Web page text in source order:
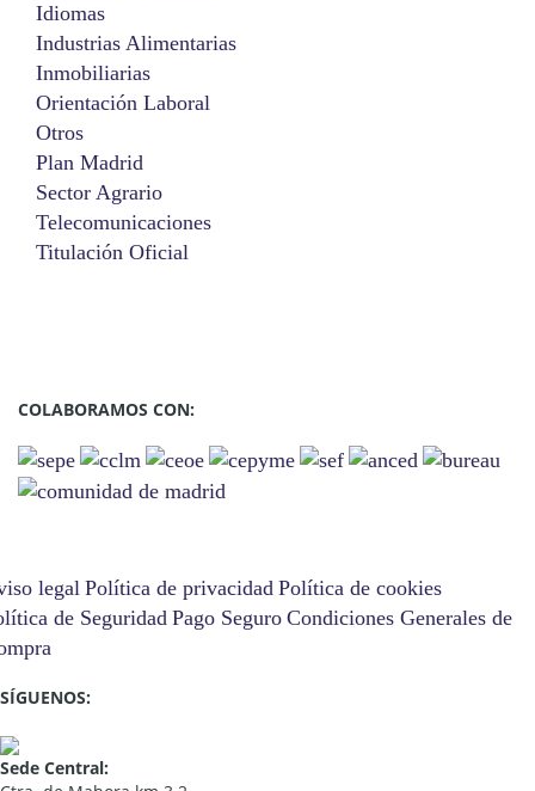
Idiomas
Industrias Alimentarias
Inmobiliarias
Orientación Laboral
Otros
Plan Madrid
Sector Agrario
Telecomunicaciones
Titulación Oficial
COLABORAMOS CON:
legal Política de privacidad Política de cookies
de Seguridad Pago Seguro Condiciones Generales de
SÍGUENOS:
Sede Central: